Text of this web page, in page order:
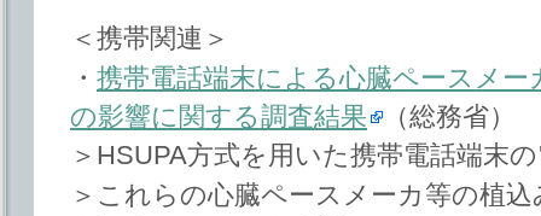
＜携帯関連＞
・ 携帯電話端末による心臓ペースメ
の影響に関する調査結果
（総務省）
＞HSUPA方式を用いた携帯電話端末
＞これらの心臓ペースメーカ等の植